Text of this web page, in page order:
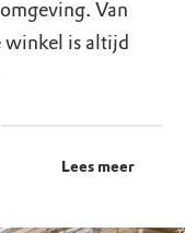
Van
winkel is altijd
Lees meer